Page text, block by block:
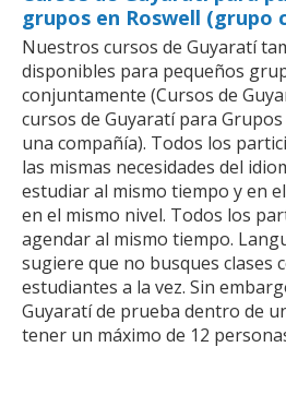
grupos en Roswell (grupo
Nuestros cursos de Guyaratí
disponibles para pequeños
conjuntamente (Cursos de
cursos de Guyaratí para
una compañía). Todos los
las mismas necesidades del
estudiar al mismo tiempo y en
en el mismo nivel. Todos los
agendar al mismo tiempo.
sugiere que no busques clases
estudiantes a la vez. Sin
Guyaratí de prueba dentro de
tener un máximo de 12